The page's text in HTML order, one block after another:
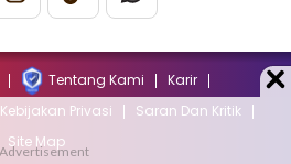
Tentang Kami
Karir
Kebijakan Privasi
Saran Dan Kritik
Site Map